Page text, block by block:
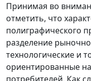
Принимая во
отметить, что
полиграфического
разделение
технологические и
ориентированные